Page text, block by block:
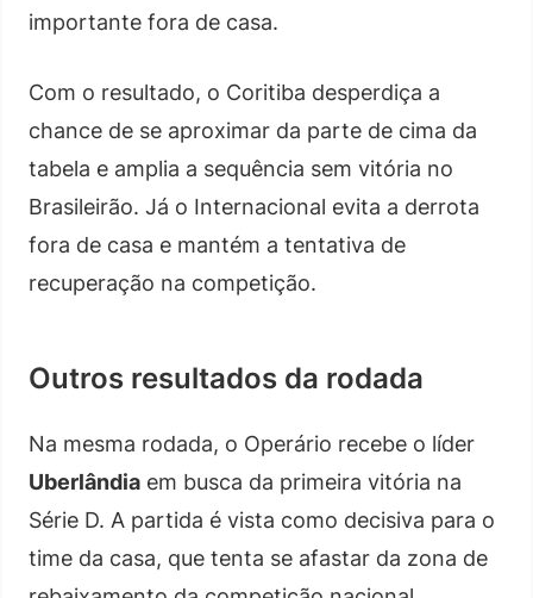
importante fora de casa.
Com o resultado, o Coritiba desperdiça a
chance de se aproximar da parte de cima da
tabela e amplia a sequência sem vitória no
Brasileirão. Já o Internacional evita a derrota
fora de casa e mantém a tentativa de
recuperação na competição.
Outros resultados da rodada
Na mesma rodada, o Operário recebe o líder
Uberlândia em busca da primeira vitória na
Série D. A partida é vista como decisiva para o
time da casa, que tenta se afastar da zona de